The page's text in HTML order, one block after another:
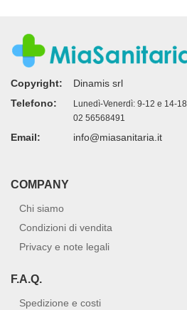
Copyright:
Dinamis srl
Telefono:
Lunedì-Venerdì: 9-12 e 14-18
02 56568491
Email: info@miasanitaria.it
COMPANY
Chi siamo
Condizioni di vendita
Privacy e note legali
F.A.Q.
Spedizione e costi